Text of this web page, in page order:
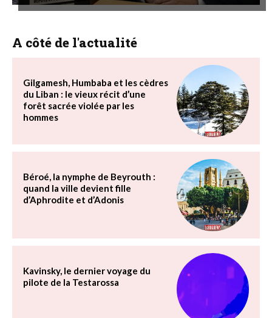
A côté de l'actualité
Gilgamesh, Humbaba et les cèdres
du Liban : le vieux récit d’une
forêt sacrée violée par les
hommes
Béroé, la nymphe de Beyrouth :
quand la ville devient fille
d’Aphrodite et d’Adonis
Kavinsky, le dernier voyage du
pilote de la Testarossa